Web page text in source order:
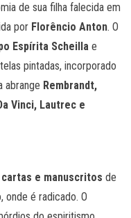
de sua filha falecida em
por Florêncio Anton. O
Espírita Scheilla e
pintadas, incorporado
abrange Rembrandt,
Vinci, Lautrec e
cartas e manuscritos de
onde é radicado. O